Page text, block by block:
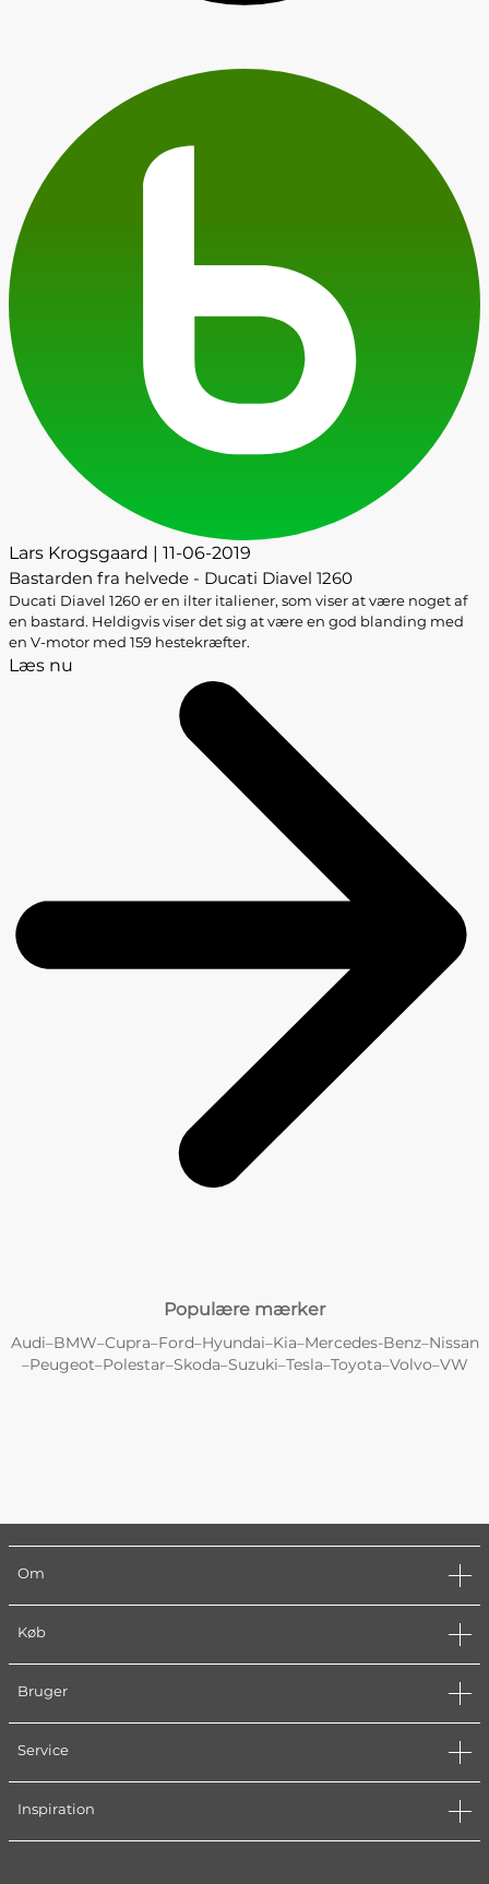
Lars Krogsgaard | 11-06-2019
Bastarden fra helvede - Ducati Diavel 1260
Ducati Diavel 1260 er en ilter italiener, som viser at være noget af
en bastard. Heldigvis viser det sig at være en god blanding med
en V-motor med 159 hestekræfter.
Læs nu
Populære mærker
Audi–BMW–Cupra–Ford–Hyundai–Kia–Mercedes-Benz–Nissan
–Peugeot–Polestar–Skoda–Suzuki–Tesla–Toyota–Volvo–VW
Om
Køb
Bruger
Service
Inspiration